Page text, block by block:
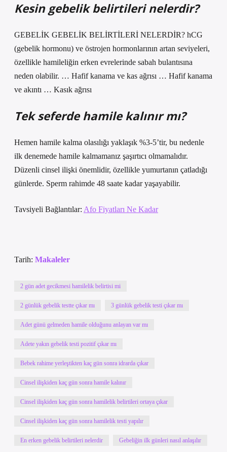
Kesin gebelik belirtileri nelerdir?
GEBELİK GEBELİK BELİRTİLERİ NELERDİR? hCG
(gebelik hormonu) ve östrojen hormonlarının artan seviyeleri,
özellikle hamileliğin erken evrelerinde sabah bulantısına
neden olabilir. … Hafif kanama ve kas ağrısı … Hafif kanama
ve akıntı … Kasık ağrısı
Tek seferde hamile kalınır mı?
Hemen hamile kalma olasılığı yaklaşık %3-5’tir, bu nedenle
ilk denemede hamile kalmamanız şaşırtıcı olmamalıdır.
Düzenli cinsel ilişki önemlidir, özellikle yumurtanın çatladığı
günlerde. Sperm rahimde 48 saate kadar yaşayabilir.
Tavsiyeli Bağlantılar: Afo Fiyatları Ne Kadar
Tarih: Makaleler
2 gün adet gecikmesi hamilelik belirtisi mi
2 günlük gebelik testte çıkar mı 3 günlük gebelik testi çıkar mı
Adet günü gelmeden hamile olduğunu anlayan var mı
Adete yakın gebelik testi pozitif çıkar mı
Bebek rahime yerleştikten kaç gün sonra idrarda çıkar
Cinsel ilişkiden kaç gün sonra hamile kalınır
Cinsel ilişkiden kaç gün sonra hamilelik belirtileri ortaya çıkar
Cinsel ilişkiden kaç gün sonra hamilelik testi yapılır
En erken gebelik belirtileri nelerdir Gebeliğin ilk günleri nasıl anlaşılır